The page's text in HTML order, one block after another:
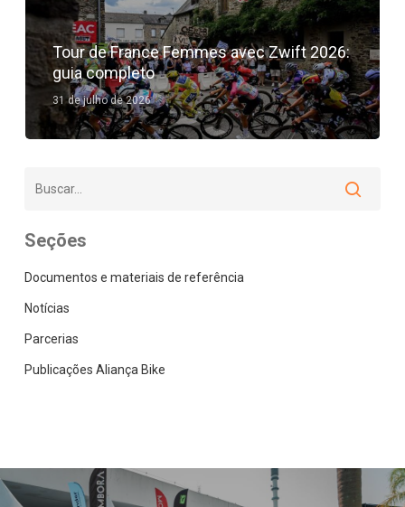
Tour de France Femmes avec Zwift 2026:
guia completo
31 de julho de 2026
Seções
Documentos e materiais de referência
Notícias
Parcerias
Publicações Aliança Bike